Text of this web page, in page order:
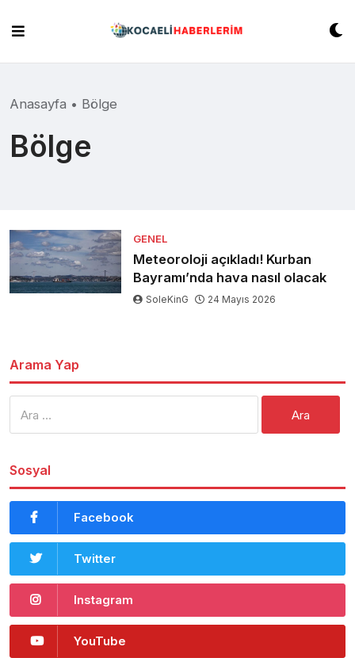
content
Anasayfa • Bölge
Bölge
GENEL
Meteoroloji açıkladı! Kurban
Bayramı’nda hava nasıl olacak
SoleKinG 24 Mayıs 2026
Arama Yap
Sosyal
Facebook
Twitter
Instagram
YouTube